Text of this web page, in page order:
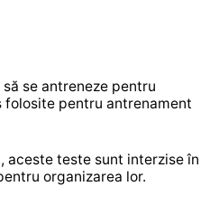
se antreneze pentru
pentru antrenament
aceste teste sunt interzise în
organizarea lor.